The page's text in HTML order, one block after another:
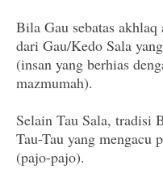
Bila Gau sebatas
dari Gau/Kedo Sala
(insan yang berhias
mazmumah).
Selain Tau Sala, tradisi
Tau-Tau yang mengacu
(pajo-pajo).